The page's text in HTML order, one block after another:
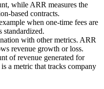
while ARR measures the
based contracts.
when one-time fees are
with other metrics. ARR
revenue growth or loss.
of revenue generated for
a metric that tracks company